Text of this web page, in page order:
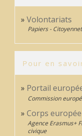
Volontariats
Papiers -
Pour en
Portail
Commission
Corps
Agence Erasmus+
civique